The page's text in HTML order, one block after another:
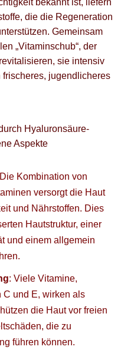
bekannt ist, liefern
die die Regeneration
Gemeinsam
„Vitaminschub“, der
sie intensiv
jugendlicheres
Hyaluronsäure-
Aspekte
Kombination von
versorgt die Haut
und Nährstoffen. Dies
Hautstruktur, einer
und einem allgemein
: Viele Vitamine,
C und E, wirken als
die Haut vor freien
die zu
führen können.